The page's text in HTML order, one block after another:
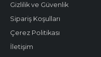
Gizlilik ve Güvenlik
Sipariş Koşulları
Çerez Politikası
İletişim